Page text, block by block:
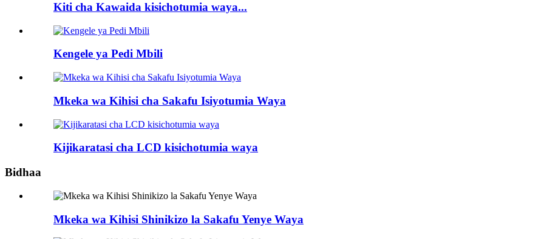
Kiti cha Kawaida kisichotumia waya...
Kengele ya Pedi Mbili
Mkeka wa Kihisi cha Sakafu Isiyotumia Waya
Kijikaratasi cha LCD kisichotumia waya
Bidhaa
Mkeka wa Kihisi Shinikizo la Sakafu Yenye Waya